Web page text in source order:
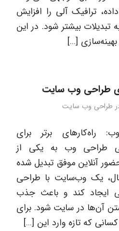
ترافیک آلی را افزایش
تبدیلات بیشتر شود. در این
[…]
طراحی وب سایت
طراحی وب سایت
راه‌کارهای برتر برای
طراحی وب به یکی از
آنلاین موفق تبدیل شده
یک وب‌سایت با طراحی
ایجاد کند و باعث جذب
آن‌ها در سایت شود. برای
که تازه وارد این […]